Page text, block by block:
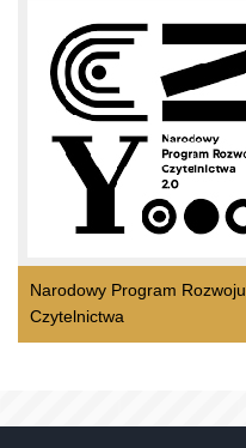
Narodowy Program Rozwoju
Czytelnictwa